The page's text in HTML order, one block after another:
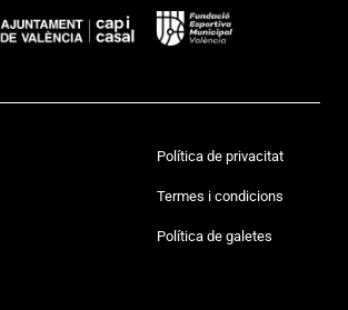
Política de privacitat
Termes i condicions
Política de galetes